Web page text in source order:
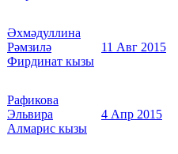
Әхмәдуллина
Рәмзилә
Фирдинат кызы
11 Авг 2015
Рафикова
Эльвира
Алмарис кызы
4 Апр 2015